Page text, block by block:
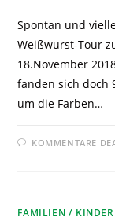
Spontan und
Weißwurst-Tour
18.November
fanden sich doch
um die Farben…
KOMMENTARE
FAMILIEN / KINDER